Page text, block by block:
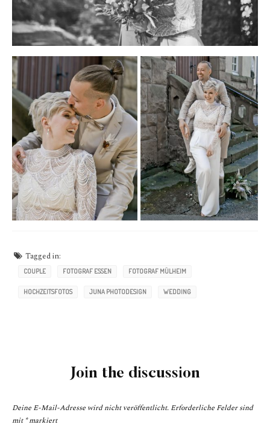
Tagged in:
COUPLE FOTOGRAF ESSEN FOTOGRAF MÜLHEIM
HOCHZEITSFOTOS JUNA PHOTODESIGN WEDDING
Join the discussion
Deine E-Mail-Adresse wird nicht veröffentlicht. Erforderliche Felder sind
mit *markiert